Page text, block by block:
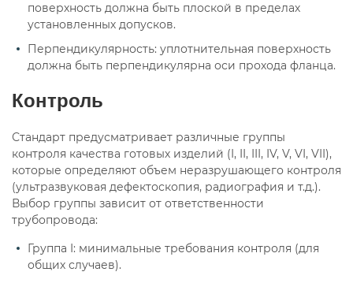
поверхность должна быть плоской в пределах
установленных допусков.
Перпендикулярность: уплотнительная поверхность
должна быть перпендикулярна оси прохода фланца.
Контроль
Стандарт предусматривает различные группы
контроля качества готовых изделий (I, II, III, IV, V, VI, VII),
которые определяют объем неразрушающего контроля
(ультразвуковая дефектоскопия, радиография и т.д.).
Выбор группы зависит от ответственности
трубопровода:
Группа I: минимальные требования контроля (для
общих случаев).